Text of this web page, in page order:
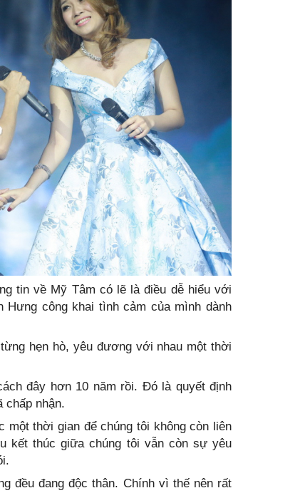
tin về Mỹ Tâm có lẽ là điều dễ hiểu với
công khai tình cảm của mình dành
hẹn hò, yêu đương với nhau một thời
đây hơn 10 năm rồi. Đó là quyết định
chấp nhận.
một thời gian để chúng tôi không còn liên
kết thúc giữa chúng tôi vẫn còn sự yêu
đều đang độc thân. Chính vì thế nên rất